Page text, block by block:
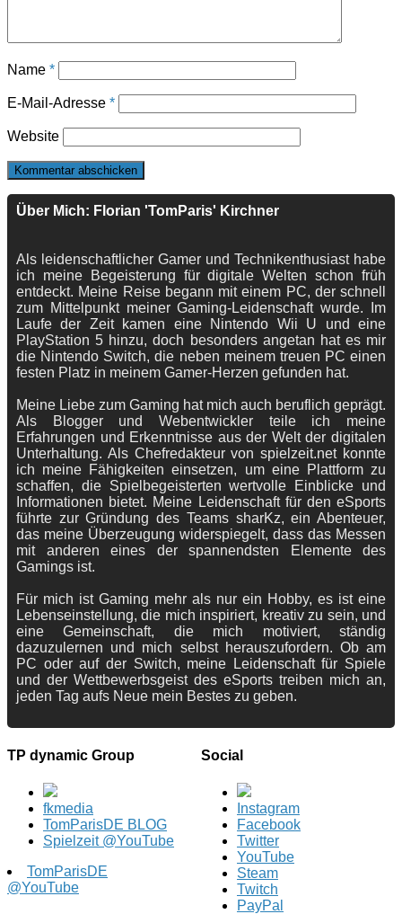
Name *
E-Mail-Adresse *
Website
Über Mich: Florian 'TomParis' Kirchner
Als leidenschaftlicher Gamer und Technikenthusiast habe
ich meine Begeisterung für digitale Welten schon früh
entdeckt. Meine Reise begann mit einem PC, der schnell
zum Mittelpunkt meiner Gaming-Leidenschaft wurde. Im
Laufe der Zeit kamen eine Nintendo Wii U und eine
PlayStation 5 hinzu, doch besonders angetan hat es mir
die Nintendo Switch, die neben meinem treuen PC einen
festen Platz in meinem Gamer-Herzen gefunden hat.
Meine Liebe zum Gaming hat mich auch beruflich geprägt.
Als Blogger und Webentwickler teile ich meine
Erfahrungen und Erkenntnisse aus der Welt der digitalen
Unterhaltung. Als Chefredakteur von spielzeit.net konnte
ich meine Fähigkeiten einsetzen, um eine Plattform zu
schaffen, die Spielbegeisterten wertvolle Einblicke und
Informationen bietet. Meine Leidenschaft für den eSports
führte zur Gründung des Teams sharKz, ein Abenteuer,
das meine Überzeugung widerspiegelt, dass das Messen
mit anderen eines der spannendsten Elemente des
Gamings ist.
Für mich ist Gaming mehr als nur ein Hobby, es ist eine
Lebenseinstellung, die mich inspiriert, kreativ zu sein, und
eine Gemeinschaft, die mich motiviert, ständig
dazuzulernen und mich selbst herauszufordern. Ob am
PC oder auf der Switch, meine Leidenschaft für Spiele
und der Wettbewerbsgeist des eSports treiben mich an,
jeden Tag aufs Neue mein Bestes zu geben.
TP dynamic Group
fkmedia
TomParisDE BLOG
Spielzeit @YouTube
TomParisDE
@YouTube
Social
Instagram
Facebook
Twitter
YouTube
Steam
Twitch
PayPal